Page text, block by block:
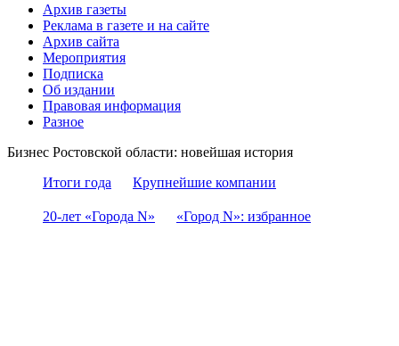
Архив газеты
Реклама в газете и на сайте
Архив сайта
Мероприятия
Подписка
Об издании
Правовая информация
Разное
Бизнес Ростовской области: новейшая история
Итоги года
Крупнейшие компании
20-лет «Города N» «Город N»: избранное